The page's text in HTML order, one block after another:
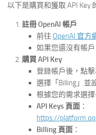
以下是購買和獲取 API Key
註冊 OpenAI 帳戶
前往 OpenAI 官方
如果您還沒有帳戶
購買 API Key
登錄帳戶後，點擊
選擇「Billing」並
根據您的需求選
API Keys 頁面 ：
https://
Billing 頁面 ：